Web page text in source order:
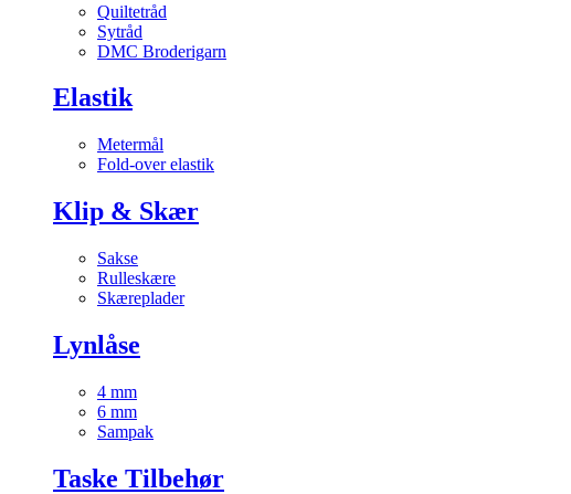
Quiltetråd
Sytråd
DMC Broderigarn
Elastik
Metermål
Fold-over elastik
Klip & Skær
Sakse
Rulleskære
Skæreplader
Lynlåse
4 mm
6 mm
Sampak
Taske Tilbehør